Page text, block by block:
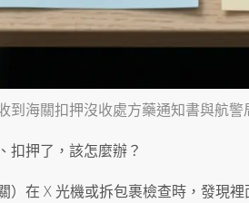
到海關扣押沒收處方藥通知書與航
扣押了，該怎麼辦？
）在 X 光機或拆包裹檢查時，發現